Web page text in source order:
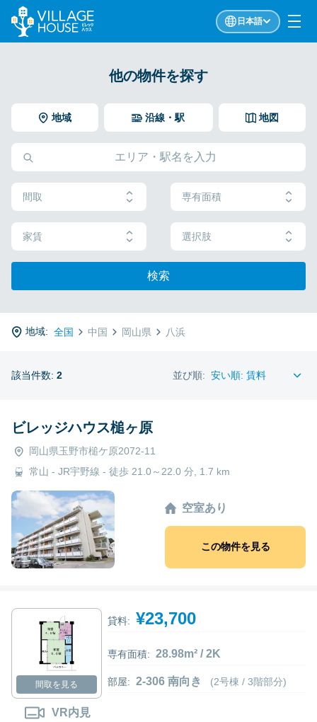
日本語
他の物件を探す
地域 地図
沿線・駅
間取 専有面積
家賃 選択肢
検索
地域: 全国 中国 岡山県 八浜
該当件数: 2 並び順:
ビレッジハウス槌ヶ原
岡山県玉野市槌ケ原2072-11
常山 - JR宇野線 - 徒歩 21.0～22.0 分, 1.7 km
空室あり
この物件を見る
間取を見る
VR内見
貸料: ¥23,700
専有面積: 28.98m² / 2K
部屋: 2-306 南向き (2号棟 / 3階部分)